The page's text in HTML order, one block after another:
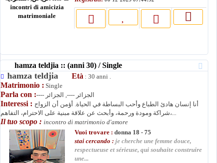
hamza teldjia :: (anni 30) / Single
hamza teldjia Età : 30 anni .
Matrimonio : Single
Parla con : ---- الجزائر ----, الجزائر
Interessi : أنا إنسان هادئ الطباع وأحب البساطة في الحياة. أؤمن أن الزواج
شراكة ومودة ورحمة، وأبحث عن علاقة مبنية على الاحترام، التفاهم،...
Il tuo scopo : incontro di matrimonio d'amore
Vuoi trovare : donna 18 - 75
stai cercando : je cherche une femme douce,
respectueuse et sérieuse, qui souhaite construire
une...